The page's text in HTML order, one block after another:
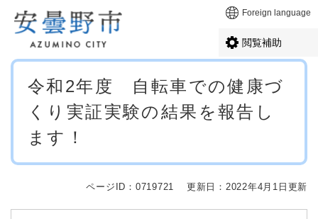
メニューを飛ばして本文へ Foreign language
閲覧補助
本
令和2年度 自転車での健康づ
くり実証実験の結果を報告し
ます！
ページID：0719721 更新日：2022年4月1日更新